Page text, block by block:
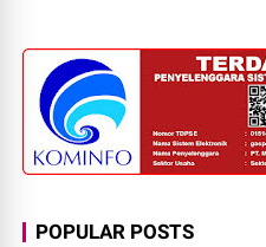
POPULAR POSTS